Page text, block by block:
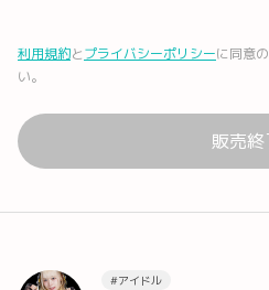
利用規約とプライバシーポリシーに同意
い。
販売終
#アイドル